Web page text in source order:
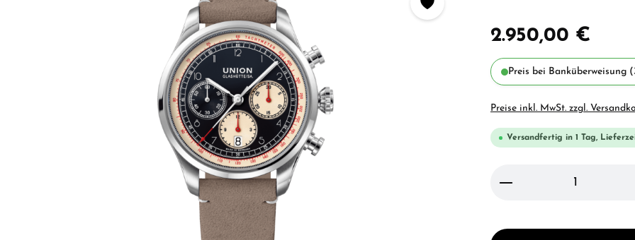
2.950,00 €
Preis bei Banküberweisung
Preise inkl. MwSt. zzgl.
Versandfertig in 1 Tag,
Produkt Anzahl: